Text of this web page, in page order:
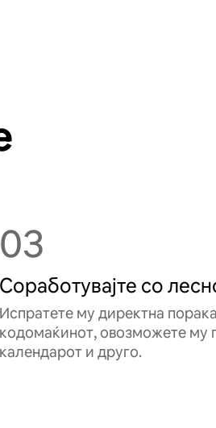
03
Соработувајте со
Испратете му директна
кодомаќинот, овозможете му
календарот и друго.